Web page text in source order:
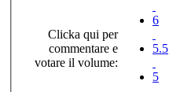
Clicka qui per
commentare e
votare il volume:
6
5.5
5